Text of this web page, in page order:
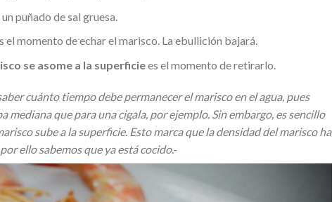
puñado de sal gruesa.
el momento de echar el marisco. La ebullición bajará.
se asome a la superficiees el momento de retirarlo.
cuánto tiempo debe permanecer el marisco en el agua, pues
mediana que para una cigala, por ejemplo. Sin embargo, es sencillo
sube a la superficie. Esto marca que la densidad del marisco ha
ello sabemos que ya está cocido.-